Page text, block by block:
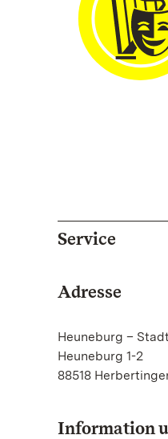
Service
Adresse
Heuneburg –
Heuneburg 1-2
88518
Information